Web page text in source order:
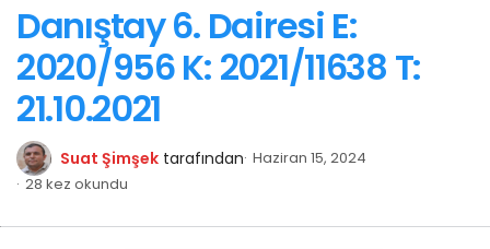
Danıştay 6. Dairesi E:
2020/956 K: 2021/11638 T:
21.10.2021
Suat Şimşek tarafından Haziran 15, 2024
28 kez okundu